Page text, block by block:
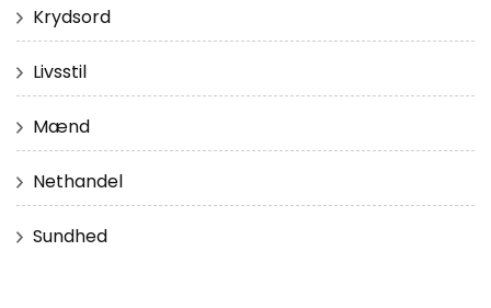
Krydsord
Livsstil
Mænd
Nethandel
Sundhed